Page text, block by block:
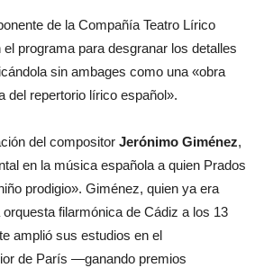
de la Compañía Teatro Lírico
programa para desgranar los detalles
sin ambages como una «obra
del repertorio lírico español».
del compositor Jerónimo Giménez,
en la música española a quien Prados
prodigio». Giménez, quien ya era
filarmónica de Cádiz a los 13
amplió sus estudios en el
de París —ganando premios